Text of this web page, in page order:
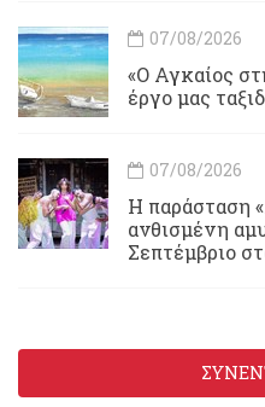
07/08/2026
«Ο Αγκαίος
έργο μας
07/08/2026
Η παράσταση
ανθισμένη
Σεπτέμβριο